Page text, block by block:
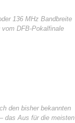
136 MHz Bandbreite
DFB-Pokalfinale
den bisher bekannten
das Aus für die meisten